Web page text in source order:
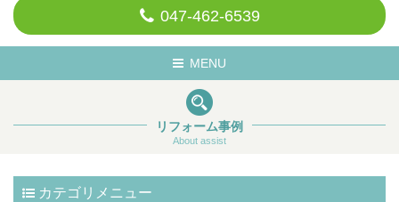
047-462-6539
Toggle
navigation
MENU
リフォーム事例
About assist
カテゴリメニュー